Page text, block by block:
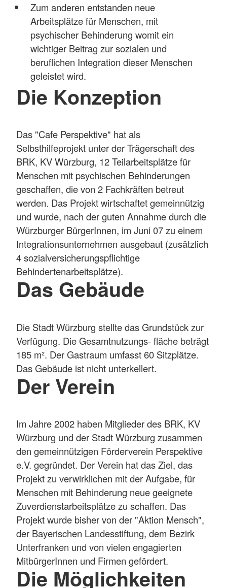
Zum anderen entstanden neue
Arbeitsplätze für Menschen, mit
psychischer Behinderung womit ein
wichtiger Beitrag zur sozialen und
beruflichen Integration dieser Menschen
geleistet wird.
Die Konzeption
Das "Cafe Perspektive" hat als
Selbsthilfeprojekt unter der Trägerschaft des
BRK, KV Würzburg, 12 Teilarbeitsplätze für
Menschen mit psychischen Behinderungen
geschaffen, die von 2 Fachkräften betreut
werden. Das Projekt wirtschaftet gemeinnützig
und wurde, nach der guten Annahme durch die
Würzburger BürgerInnen, im Juni 07 zu einem
Integrationsunternehmen ausgebaut (zusätzlich
4 sozialversicherungspflichtige
Behindertenarbeitsplätze).
Das Gebäude
Die Stadt Würzburg stellte das Grundstück zur
Verfügung. Die Gesamtnutzungs- fläche beträgt
185 m². Der Gastraum umfasst 60 Sitzplätze.
Das Gebäude ist nicht unterkellert.
Der Verein
Im Jahre 2002 haben Mitglieder des BRK, KV
Würzburg und der Stadt Würzburg zusammen
den gemeinnützigen Förderverein Perspektive
e.V. gegründet. Der Verein hat das Ziel, das
Projekt zu verwirklichen mit der Aufgabe, für
Menschen mit Behinderung neue geeignete
Zuverdienstarbeitsplätze zu schaffen. Das
Projekt wurde bisher von der "Aktion Mensch",
der Bayerischen Landesstiftung, dem Bezirk
Unterfranken und von vielen engagierten
MitbürgerInnen und Firmen gefördert.
Die Möglichkeiten